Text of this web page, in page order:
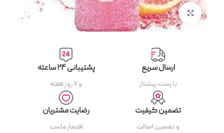
بزرگنمایی تصویر
ارسال سریع
با پست پیشتاز
پشتیبانی ۲۴ ساعته
و ۷ روز هفته
تضمین کیفیت
و تضمین اصالت
رضایت مشتریان
افتخار ماست